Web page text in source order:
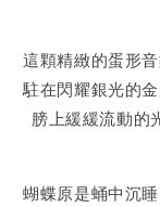
這顆精緻的蛋形
駐在閃耀銀光的
膀上緩緩流動的
蝴蝶原是蛹中沉